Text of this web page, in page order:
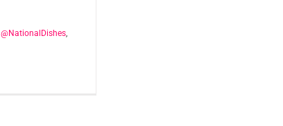
@NationalDishes,